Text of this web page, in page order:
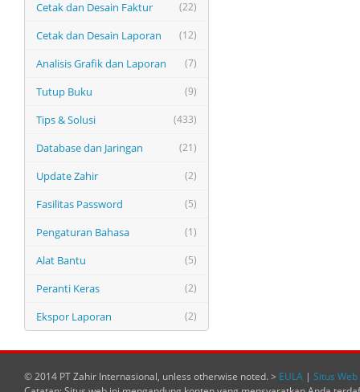
(22)
Cetak dan Desain Faktur
(12)
Cetak dan Desain Laporan
(7)
Analisis Grafik dan Laporan
(9)
Tutup Buku
(433)
Tips & Solusi
(21)
Database dan Jaringan
(2)
Update Zahir
(5)
Fasilitas Password
(1)
Pengaturan Bahasa
(5)
Alat Bantu
(2)
Peranti Keras
(2)
Ekspor Laporan
© 2014 PT Zahir Internasional, unless otherwise noted. > EULA | Situs